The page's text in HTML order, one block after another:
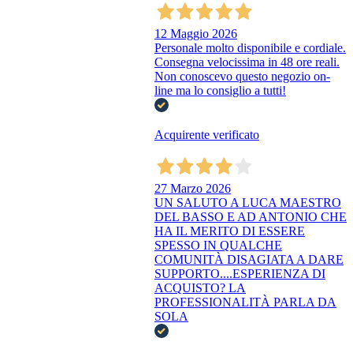
12 Maggio 2026
Personale molto disponibile e cordiale.
Consegna velocissima in 48 ore reali.
Non conoscevo questo negozio on-
line ma lo consiglio a tutti!
Acquirente verificato
27 Marzo 2026
UN SALUTO A LUCA MAESTRO
DEL BASSO E AD ANTONIO CHE
HA IL MERITO DI ESSERE
SPESSO IN QUALCHE
COMUNITÀ DISAGIATA A DARE
SUPPORTO....ESPERIENZA DI
ACQUISTO? LA
PROFESSIONALITÀ PARLA DA
SOLA